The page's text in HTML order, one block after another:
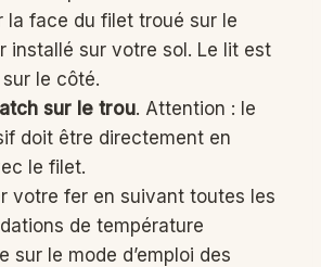
la face du filet troué sur le
installé sur votre sol. Le lit est
le côté.
sur le trou. Attention : le
doit être directement en
le filet.
votre fer en suivant toutes les
de température
sur le mode d’emploi des